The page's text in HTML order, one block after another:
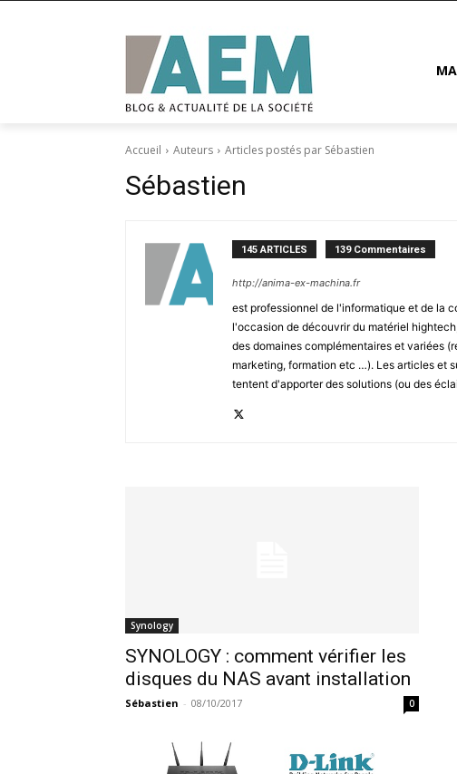
Accueil Auteurs Articles postés par Sébastien
Sébastien
145 ARTICLES 139 Commentaires
http://anima-ex-machina.fr
est professionnel de l'informatique et de la
l'occasion de découvrir du matériel
des domaines complémentaires et variées
marketing, formation etc …). Les articles et
tentent d'apporter des solutions (ou des
Synology
SYNOLOGY : comment vérifier les
disques du NAS avant installation
Sébastien - 08/10/2017 0